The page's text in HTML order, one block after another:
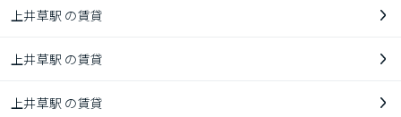
上井草駅 の賃貸
上井草駅 の賃貸
上井草駅 の賃貸